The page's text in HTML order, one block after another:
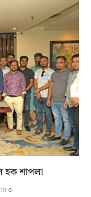
হক শাপলা